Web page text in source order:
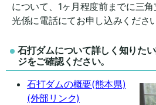
について、1ヶ月程度前までに三
光係に電話にてお申し込みください
石打ダムについて詳しく知りた
ジをご確認ください。
石打ダムの概要(熊本県)
(外部リンク)